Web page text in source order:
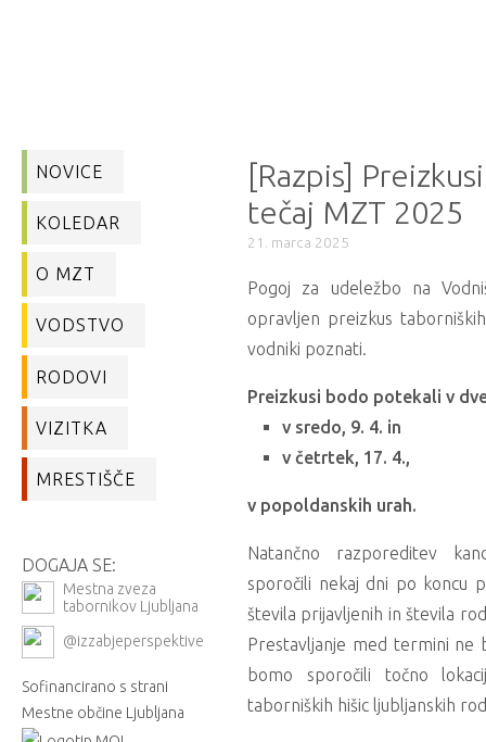
NOVICE
KOLEDAR
O MZT
VODSTVO
RODOVI
VIZITKA
MRESTIŠČE
DOGAJA SE:
Mestna zveza
tabornikov Ljubljana
@izzabjeperspektive
Sofinancirano s strani
Mestne občine Ljubljana
[Razpis]
tečaj MZT 2025
21. marca 2025
Pogoj za udeležbo na
opravljen preizkus
vodniki poznati.
Preizkusi bodo potekali v
v sredo, 9. 4. in
v četrtek, 17. 4.,
v popoldanskih urah.
Natančno razporeditev
sporočili nekaj dni po koncu
števila prijavljenih in števila
Prestavljanje med termini ne
bomo sporočili točno
taborniških hišic ljubljanskih